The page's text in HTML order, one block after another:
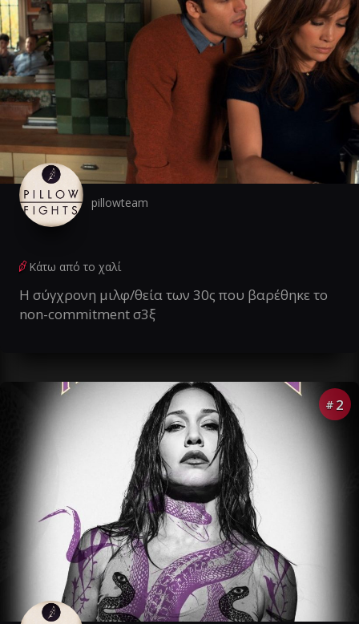
pillowteam
Κάτω από το χαλί
Η σύγχρονη μιλφ/θεία των 30ς που βαρέθηκε το
non-commitment σ3ξ
# 2